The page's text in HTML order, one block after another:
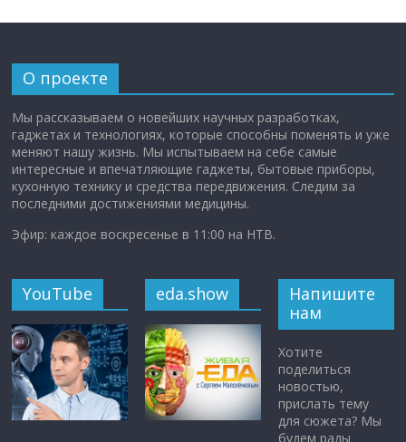
О проекте
Мы рассказываем о новейших научных разработках,
гаджетах и технологиях, которые способны поменять и уже
меняют нашу жизнь. Мы испытываем на себе самые
интересные и впечатляющие гаджеты, бытовые приборы,
кухонную технику и средства передвижения. Следим за
последними достижениями медицины.
Эфир: каждое воскресенье в 11:00 на НТВ.
YouTube eda.show
Напишите
нам
Хотите
поделиться
новостью,
прислать тему
для сюжета? Мы
будем рады